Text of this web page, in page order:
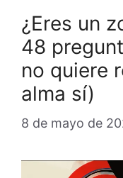
¿Eres un
48
no quiere
alma sí)
8 de mayo de